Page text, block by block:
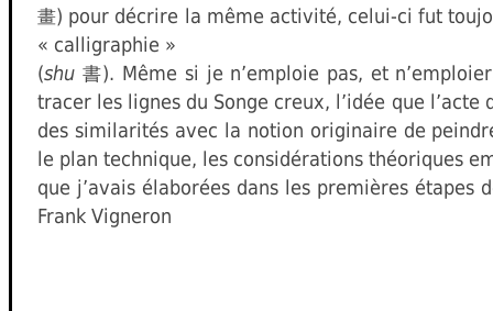
畫) pour décrire la même activité, celui-ci fut
« calligraphie »
(shu 書). Même si je n’emploie pas, et
tracer les lignes du Songe creux, l’idée que l’acte
des similarités avec la notion originaire de
le plan technique, les considérations théoriques
que j’avais élaborées dans les premières étapes
Frank Vigneron